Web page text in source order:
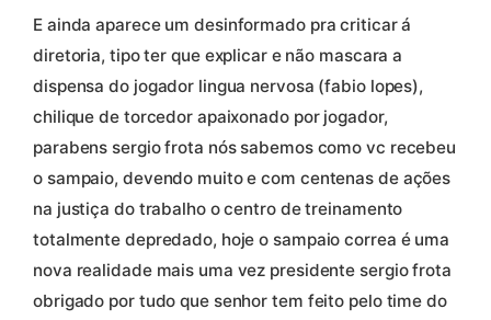
E ainda aparece um desinformado pra criticar á
diretoria, tipo ter que explicar e não mascara a
dispensa do jogador lingua nervosa (fabio lopes),
chilique de torcedor apaixonado por jogador,
parabens sergio frota nós sabemos como vc recebeu
o sampaio, devendo muito e com centenas de ações
na justiça do trabalho o centro de treinamento
totalmente depredado, hoje o sampaio correa é uma
nova realidade mais uma vez presidente sergio frota
obrigado por tudo que senhor tem feito pelo time do